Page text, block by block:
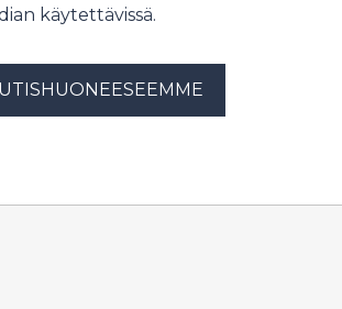
käytettävissä.